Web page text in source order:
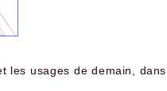
les usages de demain,